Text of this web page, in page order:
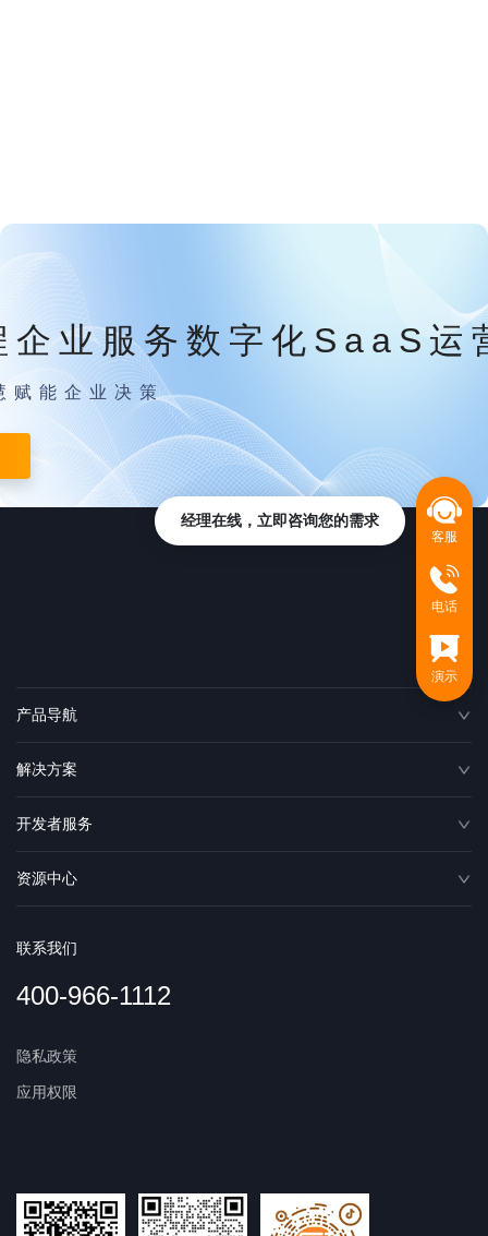
企业服务数字化SaaS运
赋能企业决策
产品导航
解决方案
开发者服务
资源中心
联系我们
400-966-1112
隐私政策
应用权限
客服
电话
演示
经理在线，立即咨询您的需求